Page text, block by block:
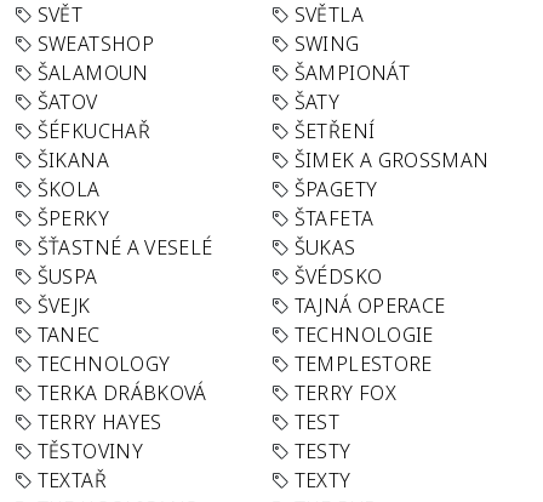
SVĚT
SVĚTLA
SWEATSHOP
SWING
ŠALAMOUN
ŠAMPIONÁT
ŠATOV
ŠATY
ŠÉFKUCHAŘ
ŠETŘENÍ
ŠIKANA
ŠIMEK A GROSSMAN
ŠKOLA
ŠPAGETY
ŠPERKY
ŠTAFETA
ŠŤASTNÉ A VESELÉ
ŠUKAS
ŠUSPA
ŠVÉDSKO
ŠVEJK
TAJNÁ OPERACE
TANEC
TECHNOLOGIE
TECHNOLOGY
TEMPLESTORE
TERKA DRÁBKOVÁ
TERRY FOX
TERRY HAYES
TEST
TĚSTOVINY
TESTY
TEXTAŘ
TEXTY